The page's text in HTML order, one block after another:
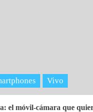
Vivo
el móvil-cámara que